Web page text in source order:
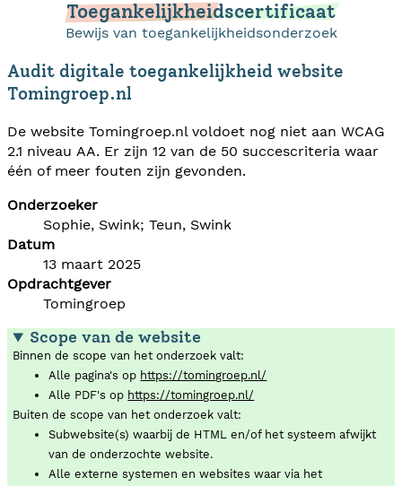
Toegankelijkheidscertificaat
Bewijs van toegankelijkheidsonderzoek
Audit digitale toegankelijkheid website
Tomingroep.nl
De website Tomingroep.nl voldoet nog niet aan WCAG
2.1 niveau AA. Er zijn 12 van de 50 succescriteria waar
één of meer fouten zijn gevonden.
Onderzoeker
Sophie, Swink; Teun, Swink
Datum
13 maart 2025
Opdrachtgever
Tomingroep
Scope van de website
Binnen de scope van het onderzoek valt:
Alle pagina's op https://tomingroep.nl/
Alle PDF's op https://tomingroep.nl/
Buiten de scope van het onderzoek valt:
Subwebsite(s) waarbij de HTML en/of het systeem afwijkt
van de onderzochte website.
Alle externe systemen en websites waar via het